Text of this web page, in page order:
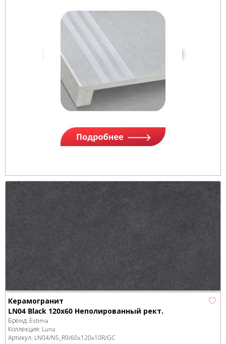
Керамогранит
LN04 Black 120x60 Неполированный рект.
Бренд: Estima
Коллекция: Luna
Артикул: LN04/NS_R9/60x120x10R/GC